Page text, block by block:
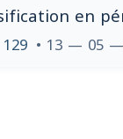
en
• 13 — 05 —